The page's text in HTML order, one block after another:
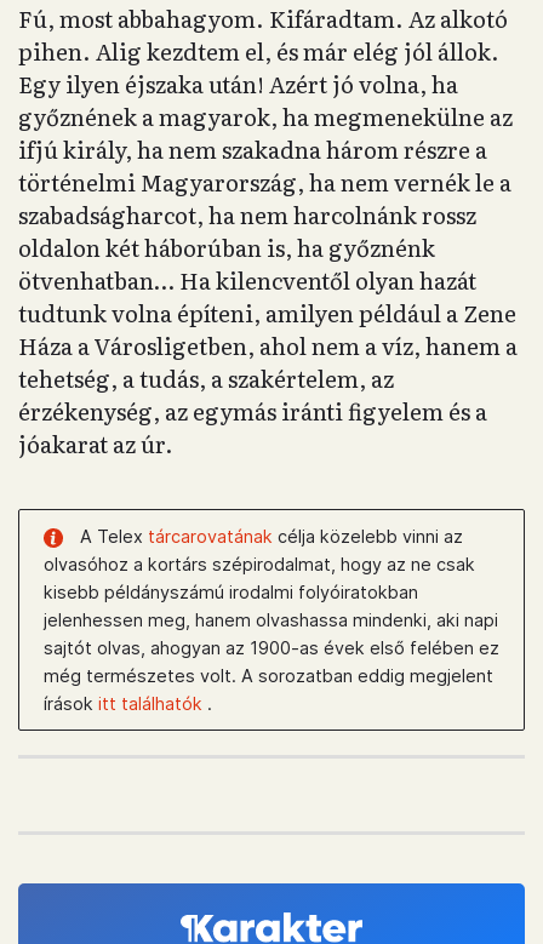
Fú, most abbahagyom. Kifáradtam. Az alkotó
pihen. Alig kezdtem el, és már elég jól állok.
Egy ilyen éjszaka után! Azért jó volna, ha
győznének a magyarok, ha megmenekülne az
ifjú király, ha nem szakadna három részre a
történelmi Magyarország, ha nem vernék le a
szabadságharcot, ha nem harcolnánk rossz
oldalon két háborúban is, ha győznénk
ötvenhatban… Ha kilencventől olyan hazát
tudtunk volna építeni, amilyen például a Zene
Háza a Városligetben, ahol nem a víz, hanem a
tehetség, a tudás, a szakértelem, az
érzékenység, az egymás iránti figyelem és a
jóakarat az úr.
A Telex tárcarovatának célja közelebb vinni az
olvasóhoz a kortárs szépirodalmat, hogy az ne csak
kisebb példányszámú irodalmi folyóiratokban
jelenhessen meg, hanem olvashassa mindenki, aki napi
sajtót olvas, ahogyan az 1900-as évek első felében ez
még természetes volt. A sorozatban eddig megjelent
írások itt találhatók .